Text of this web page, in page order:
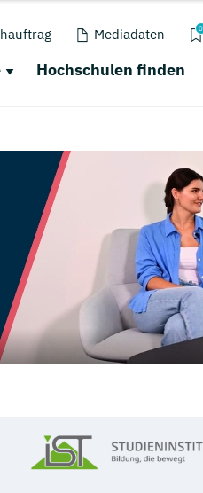
Mediadaten 0
Hochschulen finden